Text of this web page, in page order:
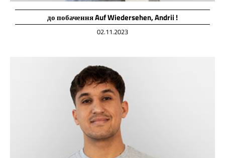
до побачення Auf Wiedersehen, Andrii !
02.11.2023